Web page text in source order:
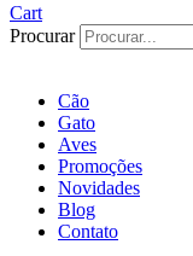
Cart
Procurar
Cão
Gato
Aves
Promoções
Novidades
Blog
Contato